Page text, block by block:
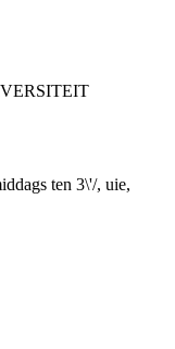
ten 3\'/, uie,